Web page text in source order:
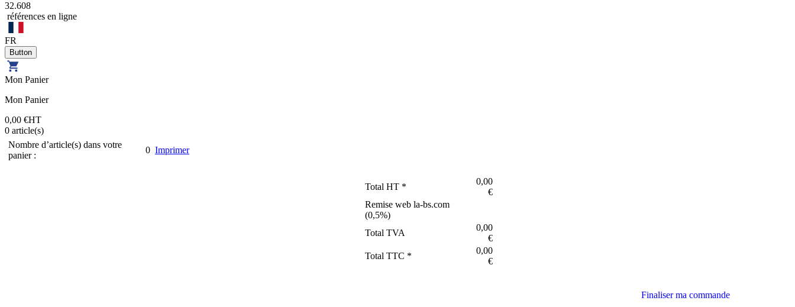
32.608
références en ligne
FR
Mon Panier
Mon Panier
0,00 €HT
0 article(s)
Nombre d’article(s) dans votre
panier :
0 Imprimer
Total HT *
0,00
€
Remise web la-bs.com
(0,5%)
Total TVA
0,00
€
Total TTC *
0,00
€
Finaliser ma commande